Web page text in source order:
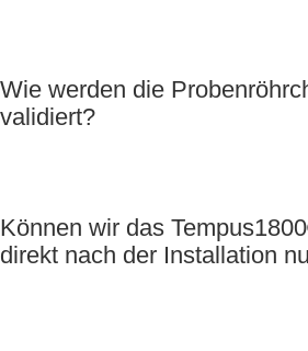
Wie werden die
validiert?
Können wir das
direkt nach der Installation